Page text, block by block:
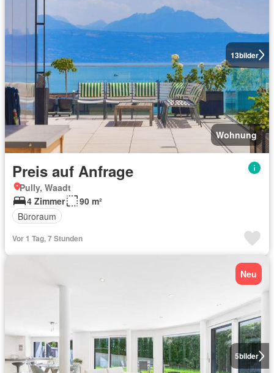
13bilder
Wohnung
Preis auf Anfrage
Pully, Waadt
4 Zimmer
90 m²
Büroraum
Vor 1 Tag, 7 Stunden
5bilder
Neu